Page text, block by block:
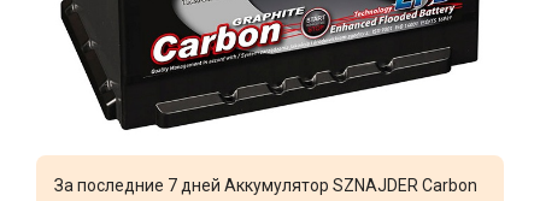
За последние 7 дней Аккумулятор SZNAJDER Carbon